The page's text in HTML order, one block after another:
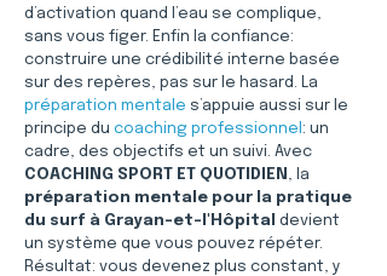
d’activation quand l’eau se complique,
sans vous figer. Enfin la confiance:
construire une crédibilité interne basée
sur des repères, pas sur le hasard. La
préparation mentale s’appuie aussi sur le
principe du coaching professionnel : un
cadre, des objectifs et un suivi. Avec
COACHING SPORT ET QUOTIDIEN , la
préparation mentale pour la pratique
du surf à Grayan-et-l'Hôpital devient
un système que vous pouvez répéter.
Résultat: vous devenez plus constant, y